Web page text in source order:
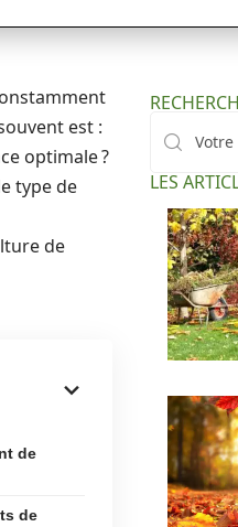
est :
optimale ?
type de
de
de
de
LES